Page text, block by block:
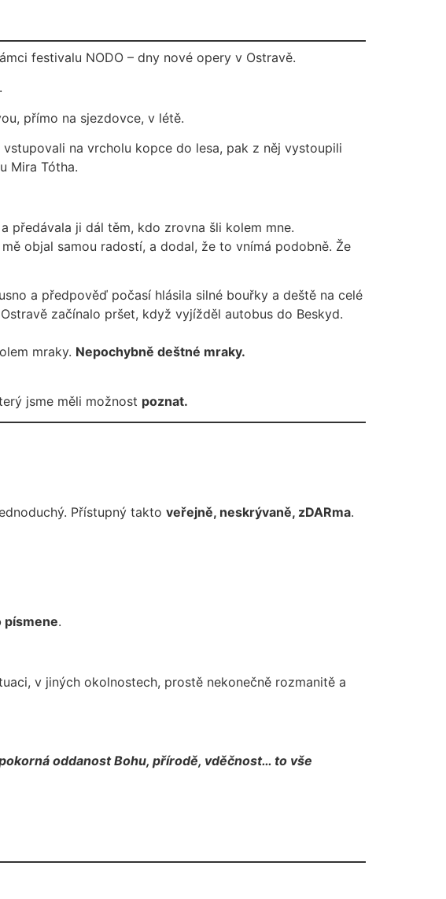
festivalu NODO – dny nové opery v Ostravě.
přímo na sjezdovce, v létě.
na vrcholu kopce do lesa, pak z něj vystoupili
Mira Tótha.
předávala ji dál těm, kdo zrovna šli kolem mne.
objal samou radostí, a dodal, že to vnímá podobně. Že
a předpověď počasí hlásila silné bouřky a deště na celé
začínalo pršet, když vyjížděl autobus do Beskyd.
mraky. Nepochybně deštné mraky.
jsme měli možnost poznat.
Přístupný takto veřejně, neskrývaně, zDARma.
písmene.
v jiných okolnostech, prostě nekonečně rozmanitě a
oddanost Bohu, přírodě, vděčnost… to vše